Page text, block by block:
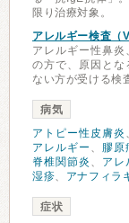
限り治療対象。
アレルギー検査（
アレルギー性鼻
の方で、原因とな
ない方が受ける検
病気
アトピー性皮膚炎
アレルギー 、 膠原
脊椎関節炎 、 アレ
湿疹、 アナフィラ
症状